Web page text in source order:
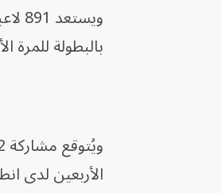
بالبطولة
الأربعين لدى